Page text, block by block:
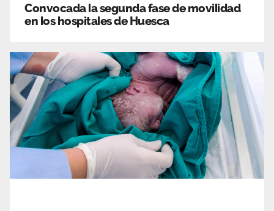
Convocada la segunda fase de movilidad
en los hospitales de Huesca